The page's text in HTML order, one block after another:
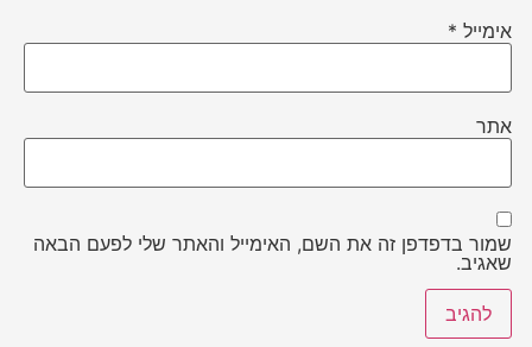
אימייל *
אתר
שמור בדפדפן זה את השם, האימייל והאתר שלי לפעם הבאה
שאגיב.